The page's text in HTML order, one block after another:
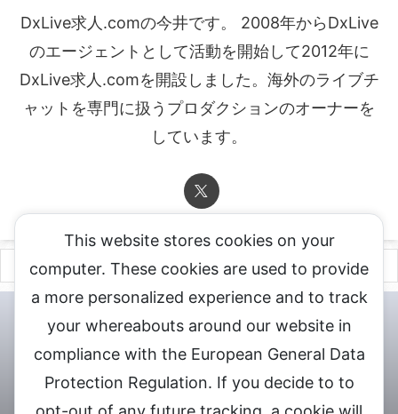
DxLive求人.comの今井です。 2008年からDxLive
のエージェントとして活動を開始して2012年に
DxLive求人.comを開設しました。海外のライブチ
ャットを専門に扱うプロダクションのオーナーを
しています。
チャットレディ登録申込 DXLIVE求人.comへお問合せ
DXLIVE 退
会・解約・移籍の申請
式サイト
DXLIVEのチャットレディ求人情報サイト
This website stores cookies on your
computer. These cookies are used to provide
a more personalized experience and to track
your whereabouts around our website in
compliance with the European General Data
Protection Regulation. If you decide to to